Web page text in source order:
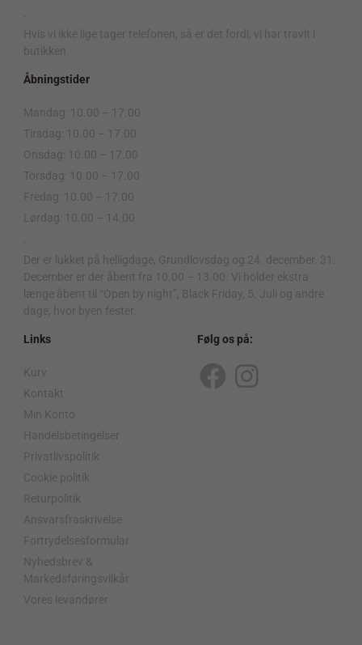
Hvis vi ikke lige tager telefonen, så er det fordi, vi har travlt i
butikken.
Åbningstider
Mandag: 10.00 – 17.00
Tirsdag: 10.00 – 17.00
Onsdag: 10.00 – 17.00
Torsdag: 10.00 – 17.00
Fredag: 10.00 – 17.00
Lørdag: 10.00 – 14.00
Der er lukket på helligdage, Grundlovsdag og 24. december. 31.
December er der åbent fra 10.00 – 13.00. Vi holder ekstra
længe åbent til “Open by night”, Black Friday, 5. Juli og andre
dage, hvor byen fester.
Links
Kurv
Kontakt
Min Konto
Handelsbetingelser
Privatlivspolitik
Cookie politik
Returpolitik
Ansvarsfraskrivelse
Fortrydelsesformular
Nyhedsbrev &
Markedsføringsvilkår
Vores levandører
Følg os på:
F
I